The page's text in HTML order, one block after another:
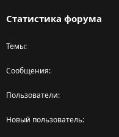
Статистика форума
Темы
Сообщения
Пользователи
Новый пользователь